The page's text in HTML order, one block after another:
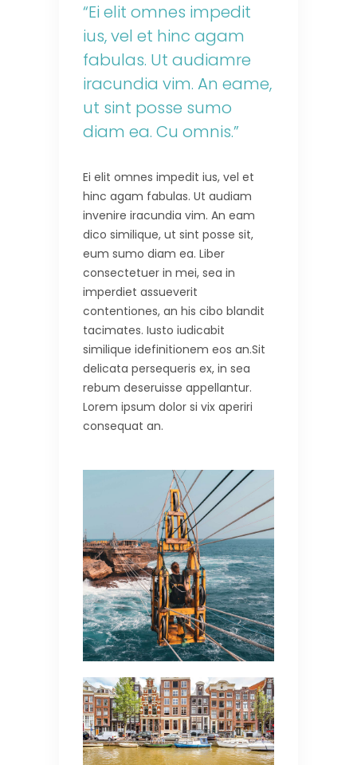
“Ei elit omnes impedit
ius, vel et hinc agam
fabulas. Ut audiamre
iracundia vim. An eame,
ut sint posse sumo
diam ea. Cu omnis.”
Ei elit omnes impedit ius, vel et
hinc agam fabulas. Ut audiam
invenire iracundia vim. An eam
dico similique, ut sint posse sit,
eum sumo diam ea. Liber
consectetuer in mei, sea in
imperdiet assueverit
contentiones, an his cibo blandit
tacimates. Iusto iudicabit
similique idefinitionem eos an.Sit
delicata persequeris ex, in sea
rebum deseruisse appellantur.
Lorem ipsum dolor si vix aperiri
consequat an.